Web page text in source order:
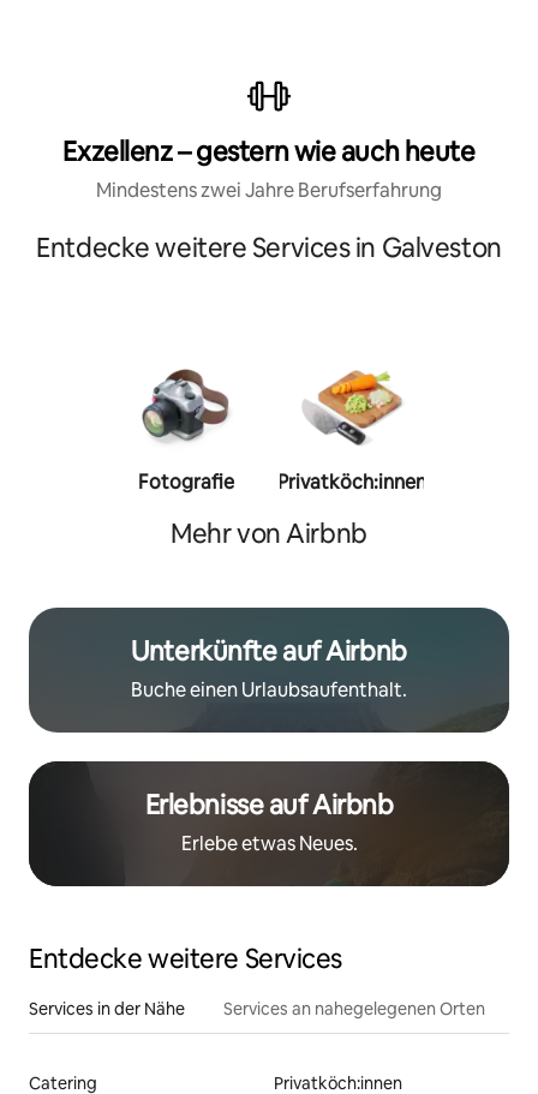
Exzellenz – gestern wie auch heute
Mindestens zwei Jahre Berufserfahrung
Entdecke weitere Services in Galveston
Fotografie Privatköch:innen
Mehr von Airbnb
Unterkünfte auf Airbnb
Buche einen Urlaubsaufenthalt.
Erlebnisse auf Airbnb
Erlebe etwas Neues.
Entdecke weitere Services
Services in der Nähe Services an nahegelegenen Orten
Catering
Privatköch:innen